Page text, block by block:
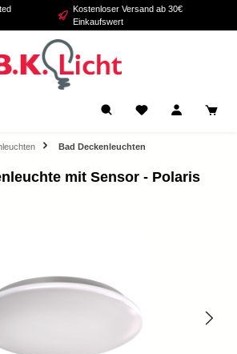
Kostenloser Versand ab 30€
Einkaufswert
Bad Deckenleuchten
mit Sensor - Polaris